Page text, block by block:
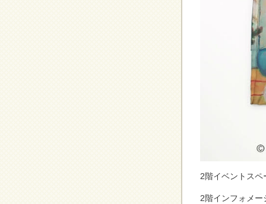
2階イベントスペ
2階インフォメー